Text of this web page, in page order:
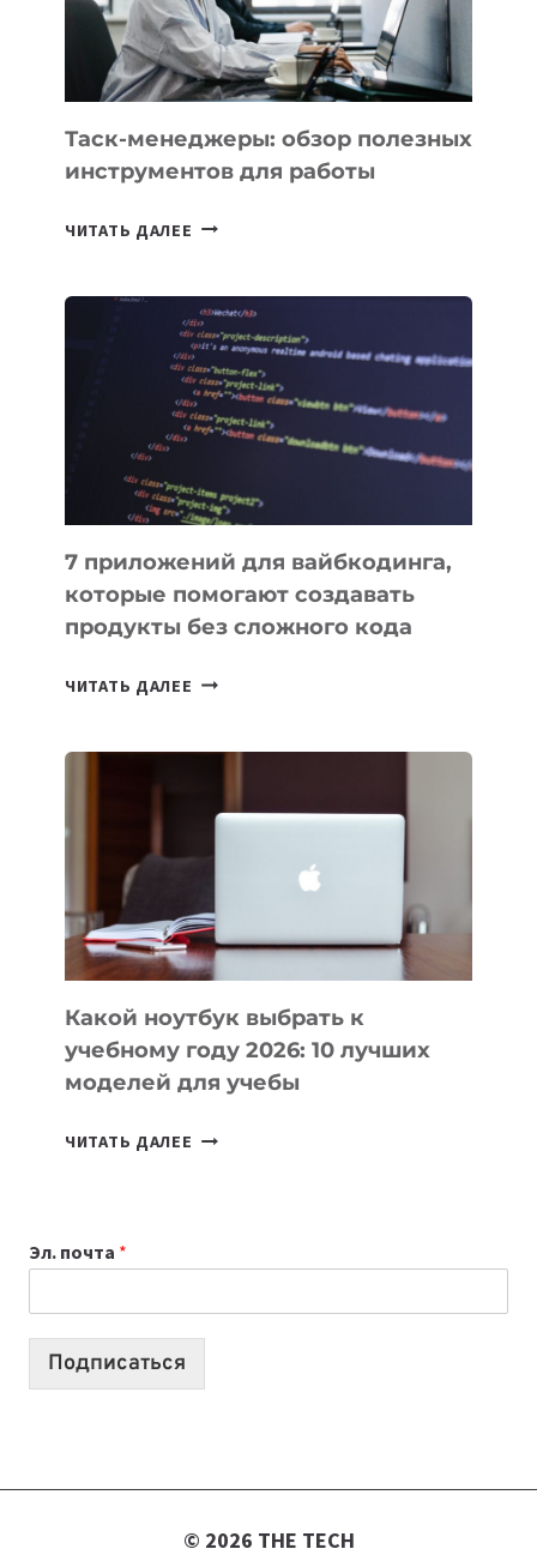
ТАДЖИКИСТАНА
Таск-менеджеры: обзор полезных
инструментов для работы
ЧИТАТЬ ДАЛЕЕ ТАСК-
ПОЛЕЗНЫХ
ИНСТРУМЕНТОВ
ДЛЯ
РАБОТЫ
7 приложений для вайбкодинга,
которые помогают создавать
продукты без сложного кода
ЧИТАТЬ ДАЛЕЕ 7
ПОМОГАЮТ
СОЗДАВАТЬ
БЕЗ
СЛОЖНОГО
КОДА
Какой ноутбук выбрать к
учебному году 2026: 10 лучших
моделей для учебы
ЧИТАТЬ ДАЛЕЕ КАКОЙ
2026:
10
Эл. почта *
Подписаться
© 2026 THE TECH